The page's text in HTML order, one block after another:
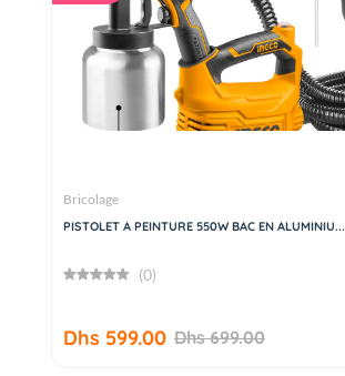
Bricolage
PISTOLET A PEINTURE 550W BAC EN ALUMINIU...
(0)
Dhs 599.00 Dhs 699.00